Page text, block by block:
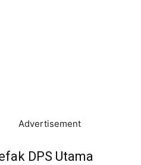
Advertisement
DPS Utama